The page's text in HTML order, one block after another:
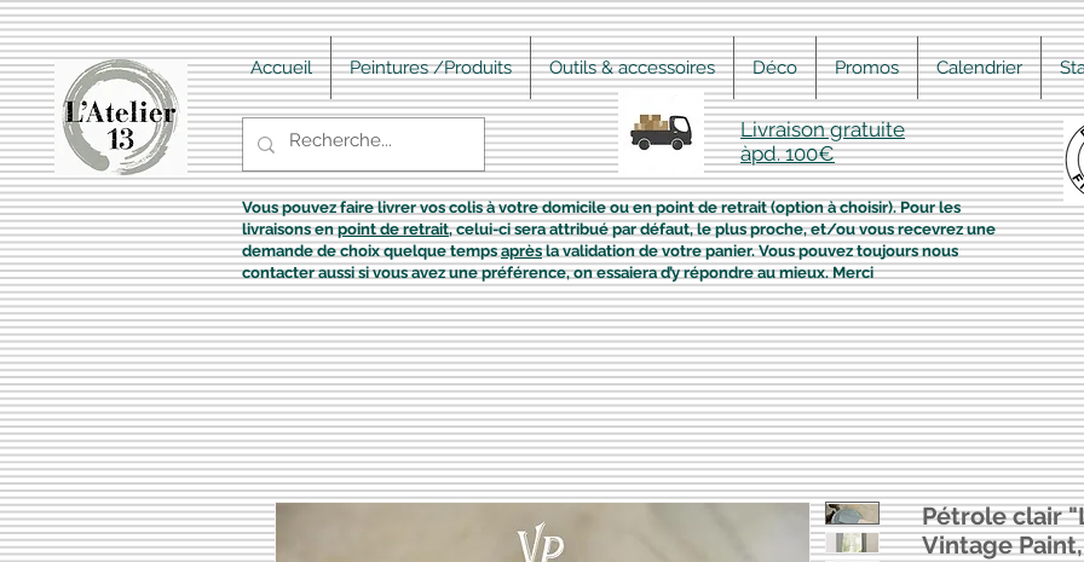
Accueil Peintures /Produits Outils & accessoires Déco Promos Calendrier
Livraison gratuite
àpd. 100€
Vous pouvez faire livrer vos colis à votre domicile ou en point de retrait (option à choisir). Pour les
livraisons enpoint de retrait, celui-ci sera attribué par défaut, le plus proche, et/ou vous recevrez une
demande de choix quelque tempsaprèsla validation de votre panier. Vous pouvez toujours nous
contacter aussi si vous avez une préférence, on essaiera d’y répondre au mieux. Merci
Pétrole clair
Vintage